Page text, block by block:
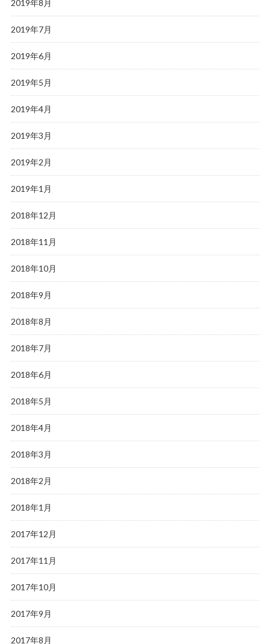
2019年8月
2019年7月
2019年6月
2019年5月
2019年4月
2019年3月
2019年2月
2019年1月
2018年12月
2018年11月
2018年10月
2018年9月
2018年8月
2018年7月
2018年6月
2018年5月
2018年4月
2018年3月
2018年2月
2018年1月
2017年12月
2017年11月
2017年10月
2017年9月
2017年8月